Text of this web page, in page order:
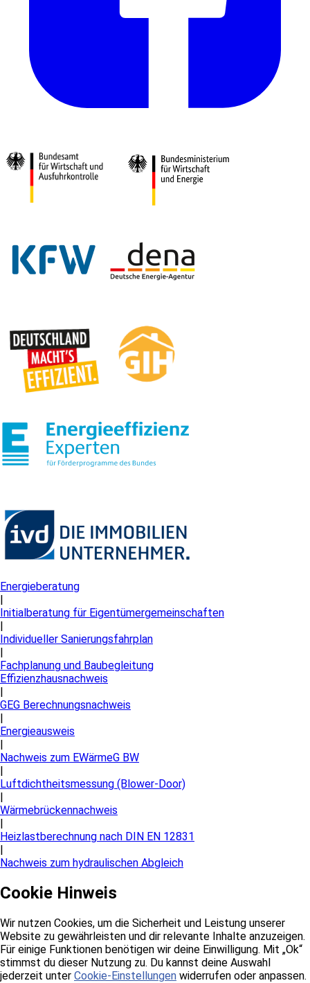
Energieberatung
Initialberatung für Eigentümergemeinschaften
Individueller Sanierungsfahrplan
Fachplanung und Baubegleitung
Effizienzhausnachweis
GEG Berechnungsnachweis
Energieausweis
Nachweis zum EWärmeG BW
Luftdichtheitsmessung (Blower-Door)
Wärmebrückennachweis
Heizlastberechnung nach DIN EN 12831
Nachweis zum hydraulischen Abgleich
Cookie Hinweis
Wir nutzen Cookies, um die Sicherheit und Leistung unserer
Website zu gewährleisten und dir relevante Inhalte anzuzeigen.
Für einige Funktionen benötigen wir deine Einwilligung. Mit „Ok“
stimmst du dieser Nutzung zu. Du kannst deine Auswahl
jederzeit unter Cookie-Einstellungen widerrufen oder anpassen.